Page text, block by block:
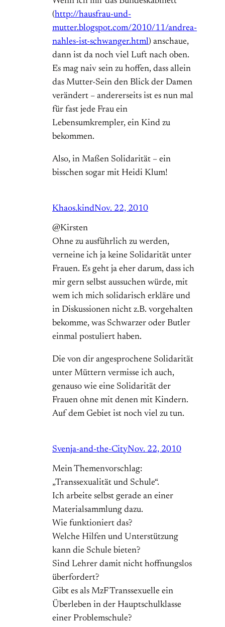
(http://hausfrau-und-
mutter.blogspot.com/2010/11/andrea-
nahles-ist-schwanger.html) anschaue,
dann ist da noch viel Luft nach oben.
Es mag naiv sein zu hoffen, dass allein
das Mutter-Sein den Blick der Damen
verändert – andererseits ist es nun mal
für fast jede Frau ein
Lebensumkrempler, ein Kind zu
bekommen.
Also, in Maßen Solidarität – ein
bisschen sogar mit Heidi Klum!
Khaos.kindNov. 22, 2010
@Kirsten
Ohne zu ausführlich zu werden,
verneine ich ja keine Solidarität unter
Frauen. Es geht ja eher darum, dass ich
mir gern selbst aussuchen würde, mit
wem ich mich solidarisch erkläre und
in Diskussionen nicht z.B. vorgehalten
bekomme, was Schwarzer oder Butler
einmal postuliert haben.
Die von dir angesprochene Solidarität
unter Müttern vermisse ich auch,
genauso wie eine Solidarität der
Frauen ohne mit denen mit Kindern.
Auf dem Gebiet ist noch viel zu tun.
Svenja-and-the-CityNov. 22, 2010
Mein Themenvorschlag:
„Transsexualität und Schule“.
Ich arbeite selbst gerade an einer
Materialsammlung dazu.
Wie funktioniert das?
Welche Hilfen und Unterstützung
kann die Schule bieten?
Sind Lehrer damit nicht hoffnungslos
überfordert?
Gibt es als MzF Transsexuelle ein
Überleben in der Hauptschulklasse
einer Problemschule?